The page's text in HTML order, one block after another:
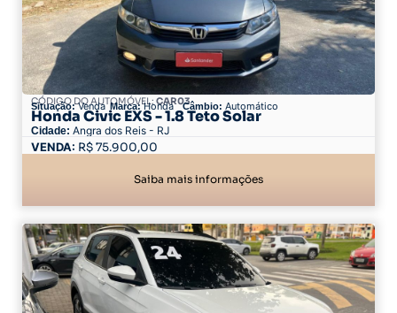
CÓDIGO DO AUTOMÓVEL: CAR03
Situação:Venda Marca:Honda Câmbio: Automático
Honda Civic EXS - 1.8 Teto Solar
Cidade: Angra dos Reis - RJ
75.900,00
Saiba mais informações